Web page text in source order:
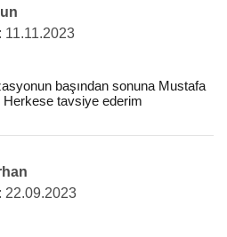
11.11.2023
başından sonuna Mustafa
tavsiye ederim
22.09.2023